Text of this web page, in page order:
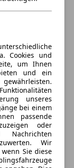
Cookies und
um Ihnen
und ein
unseres
bei einem
passende
oder
Wir
Sie diese